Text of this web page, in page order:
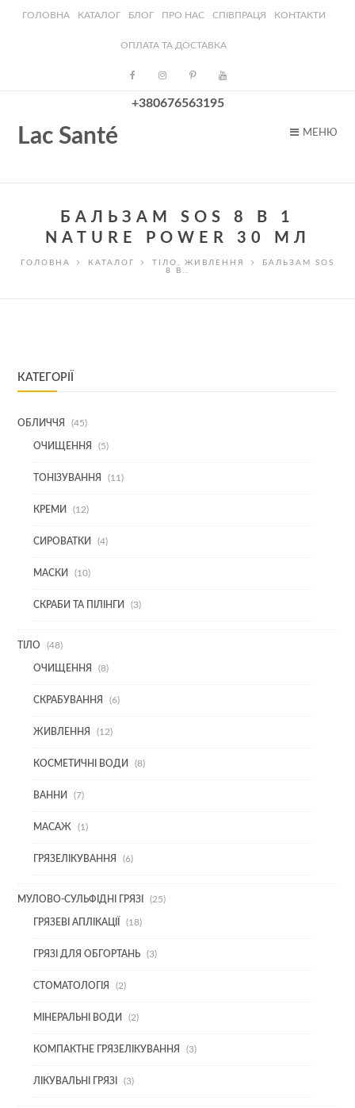
ГОЛОВНА КАТАЛОГ БЛОГ ПРО НАС СПІВПРАЦЯ КОНТАКТИ
ОПЛАТА ТА ДОСТАВКА
+380676563195
Lac Santé МЕНЮ
БАЛЬЗАМ SOS 8 В 1
NATURE POWER 30 МЛ
ГОЛОВНА КАТАЛОГ ТІЛО , ЖИВЛЕННЯ
БАЛЬЗАМ SOS
8 В…
КАТЕГОРІЇ
ОБЛИЧЧЯ 4545
ОЧИЩЕННЯ
55
ТОНІЗУВАННЯ
1111
КРЕМИ
1212
СИРОВАТКИ
44
МАСКИ
1010
СКРАБИ ТА ПІЛІНГИ
33
ТІЛО 4848
ОЧИЩЕННЯ
88
СКРАБУВАННЯ
66
ЖИВЛЕННЯ
1212
КОСМЕТИЧНІ ВОДИ
88
ВАННИ
77
МАСАЖ
11
ГРЯЗЕЛІКУВАННЯ
66
МУЛОВО-СУЛЬФІДНІ ГРЯЗІ 2525
ГРЯЗЕВІ АПЛІКАЦІЇ
1818
ГРЯЗІ ДЛЯ ОБГОРТАНЬ
33
СТОМАТОЛОГІЯ
22
МІНЕРАЛЬНІ ВОДИ
22
КОМПАКТНЕ ГРЯЗЕЛІКУВАННЯ
33
ЛІКУВАЛЬНІ ГРЯЗІ
33